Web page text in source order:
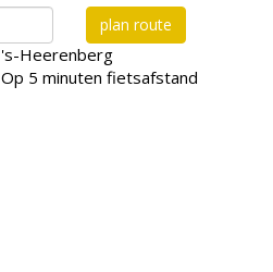
plan route
's-Heerenberg
Op 5 minuten fietsafstand